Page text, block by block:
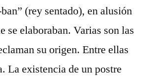
(rey sentado), en alusión
se elaboraban. Varias son las
su origen. Entre ellas
La existencia de un postre